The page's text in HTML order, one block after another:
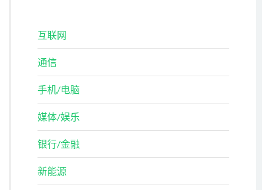
互联网
通信
手机/电脑
媒体/娱乐
银行/金融
新能源